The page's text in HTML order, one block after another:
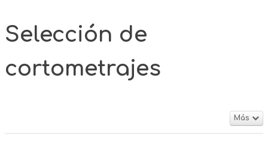
Selección de
cortometrajes
Más